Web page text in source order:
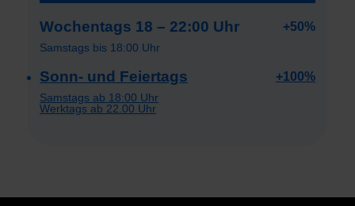
Wochentags 18 – 22:00 Uhr +50%
Samstags bis 18:00 Uhr
Sonn- und Feiertags +100%
Samstags ab 18:00 Uhr
Werktags ab 22.00 Uhr